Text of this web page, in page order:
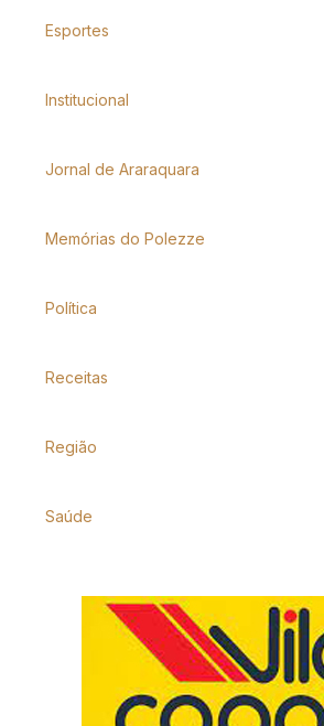
Esportes
Institucional
Jornal de Araraquara
Memórias do Polezze
Política
Receitas
Região
Saúde